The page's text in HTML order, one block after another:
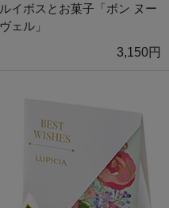
ルイボスとお菓子「ボン ヌー
ヴェル」
3,150円